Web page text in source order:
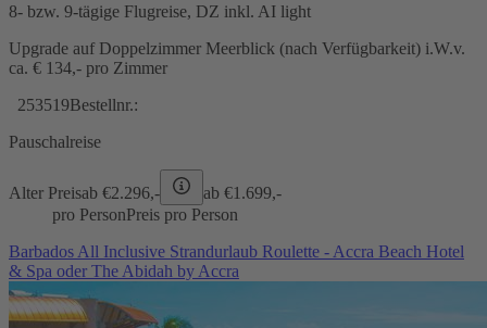
8- bzw. 9-tägige Flugreise, DZ inkl. AI light
Upgrade auf Doppelzimmer Meerblick (nach Verfügbarkeit) i.W.v.
ca. € 134,- pro Zimmer
253519Bestellnr.:
Pauschalreise
Alter Preisab €2.296,- ab €1.699,-
pro PersonPreis pro Person
Barbados All Inclusive Strandurlaub Roulette - Accra Beach Hotel
& Spa oder The Abidah by Accra